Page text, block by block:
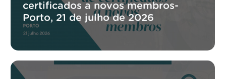
certificados a novos membros-
Porto, 21 de julho de 2026